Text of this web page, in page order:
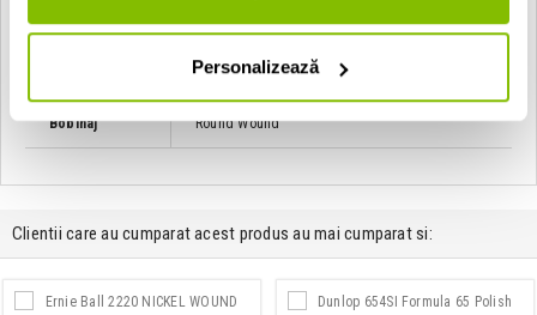
Personalizează
Dimensiuni 11 - 54
Corzi chitara electrica
Bobinaj Round Wound
Clientii care au cumparat acest produs au mai cumparat si: